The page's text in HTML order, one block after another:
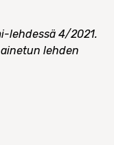
lehdessä 4/2021.
lehden